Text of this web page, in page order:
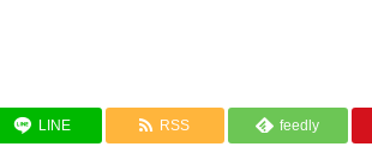
LINE RSS feedly